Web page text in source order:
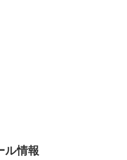
ル情報